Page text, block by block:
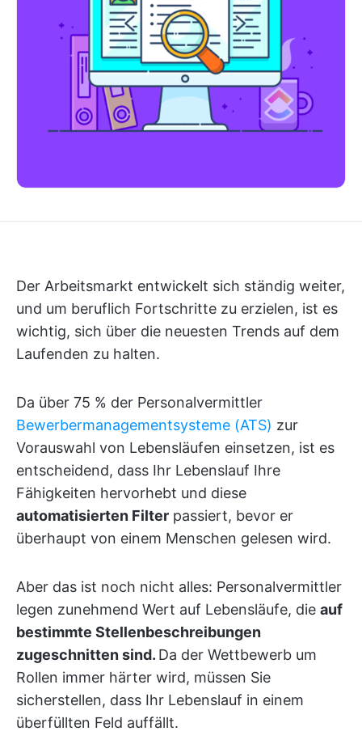
Der Arbeitsmarkt entwickelt sich ständig weiter,
und um beruflich Fortschritte zu erzielen, ist es
wichtig, sich über die neuesten Trends auf dem
Laufenden zu halten.
Da über 75 % der Personalvermittler
Bewerbermanagementsysteme (ATS) zur
Vorauswahl von Lebensläufen einsetzen, ist es
entscheidend, dass Ihr Lebenslauf Ihre
Fähigkeiten hervorhebt und diese
automatisierten Filter passiert, bevor er
überhaupt von einem Menschen gelesen wird.
Aber das ist noch nicht alles: Personalvermittler
legen zunehmend Wert auf Lebensläufe, die auf
bestimmte Stellenbeschreibungen
zugeschnitten sind. Da der Wettbewerb um
Rollen immer härter wird, müssen Sie
sicherstellen, dass Ihr Lebenslauf in einem
überfüllten Feld auffällt.